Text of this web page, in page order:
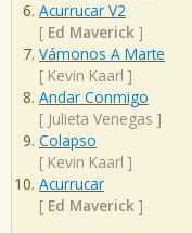
Acurrucar V2
[ Ed Maverick ]
Vámonos A Marte
[ Kevin Kaarl ]
Andar Conmigo
[ Julieta Venegas ]
Colapso
[ Kevin Kaarl ]
Acurrucar
[ Ed Maverick ]